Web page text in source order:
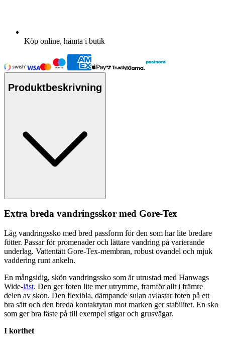
Köp online, hämta i butik
Produktbeskrivning
Extra breda vandringsskor med Gore-Tex
Låg vandringssko med bred passform för den som har lite bredare
fötter. Passar för promenader och lättare vandring på varierande
underlag. Vattentätt Gore-Tex-membran, robust ovandel och mjuk
vaddering runt ankeln.
En mångsidig, skön vandringssko som är utrustad med Hanwags
Wide-läst. Den ger foten lite mer utrymme, framför allt i främre
delen av skon. Den flexibla, dämpande sulan avlastar foten på ett
bra sätt och den breda kontaktytan mot marken ger stabilitet. En sko
som ger bra fäste på till exempel stigar och grusvägar.
I korthet